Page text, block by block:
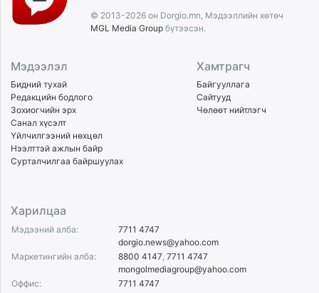
© 2013-2026 он Dorgio.mn, Мэдээллийн хөтөч
MGL Media Group бүтээсэн.
Мэдээлэл
Бидний тухай
Редакцийн бодлого
Зохиогчийн эрх
Санал хүсэлт
Үйлчилгээний нөхцөл
Нээлттэй ажлын байр
Сурталчилгаа байршуулах
Хамтрагч
Байгууллага
Сайтууд
Чөлөөт нийтлэгч
Харилцаа
Мэдээний алба:
7711 4747
dorgio.news@yahoo.com
Маркетингийн алба:
8800 4147 7711 4747
mongolmediagroup@yahoo.com
Оффис:
7711 4747